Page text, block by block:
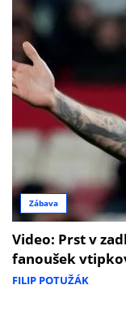
Zábava
Video: Prst v
fanoušek
FILIP POTUŽÁK